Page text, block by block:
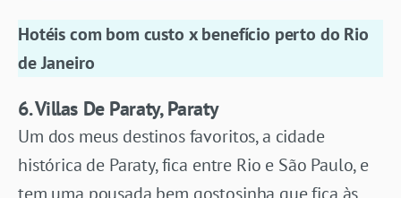
Hotéis com bom custo x benefício perto do Rio
de Janeiro
6. Villas De Paraty, Paraty
Um dos meus destinos favoritos, a cidade
histórica de Paraty, fica entre Rio e São Paulo, e